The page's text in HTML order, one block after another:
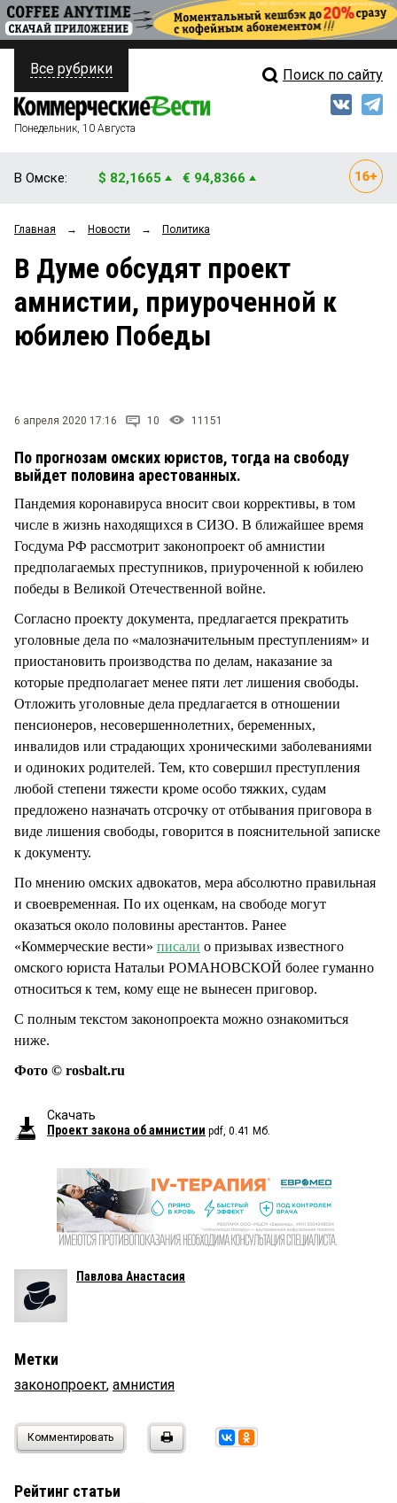
ПОЛИТИКА
ФИНАНСЫ
ОБЩЕСТВО
ЗАКОН
НОВОСТИ КОМПАНИЙ
Свежий выпуск
Рейтинги
Блоги
Все рубрики Поиск по сайту
Понедельник, 10 Августа
В Омске: $ 82,1665 € 94,8366
Главная → Новости → Политика
В Думе обсудят проект
амнистии, приуроченной к
юбилею Победы
6 апреля 2020 17:16 10 11151
По прогнозам омских юристов, тогда на свободу
выйдет половина арестованных.
Пандемия коронавируса вносит свои коррективы, в том
числе в жизнь находящихся в СИЗО. В ближайшее время
Госдума РФ рассмотрит законопроект об амнистии
предполагаемых преступников, приуроченной к юбилею
победы в Великой Отечественной войне.
Согласно проекту документа, предлагается прекратить
уголовные дела по «малозначительным преступлениям» и
приостановить производства по делам, наказание за
которые предполагает менее пяти лет лишения свободы.
Отложить уголовные дела предлагается в отношении
пенсионеров, несовершеннолетних, беременных,
инвалидов или страдающих хроническими заболеваниями
и одиноких родителей. Тем, кто совершил преступления
любой степени тяжести кроме особо тяжких, судам
предложено назначать отсрочку от отбывания приговора в
виде лишения свободы, говорится в пояснительной записке
к документу.
По мнению омских адвокатов, мера абсолютно правильная
и своевременная. По их оценкам, на свободе могут
оказаться около половины арестантов. Ранее
«Коммерческие вести» писали о призывах известного
омского юриста Натальи РОМАНОВСКОЙ более гуманно
относиться к тем, кому еще не вынесен приговор.
С полным текстом законопроекта можно ознакомиться
ниже.
Фото © rosbalt.ru
Скачать
Проект закона об амнистии pdf, 0.41 Мб.
Павлова Анастасия
Метки
законопроект, амнистия
Комментировать
Рейтинг статьи